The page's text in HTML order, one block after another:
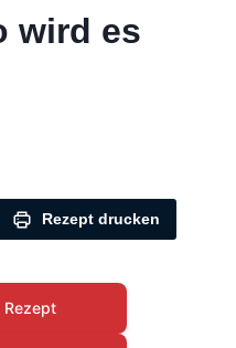
wird es
Rezept drucken
Rezept